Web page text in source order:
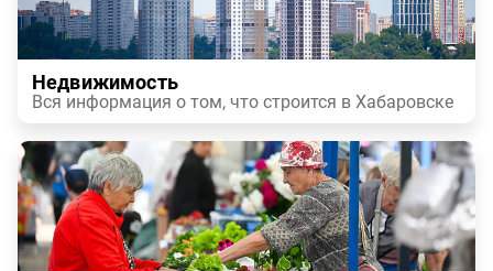
Недвижимость
Вся информация о том, что строится в Хабаровске